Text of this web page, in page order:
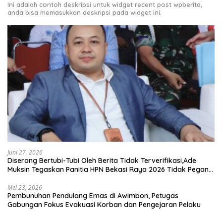
Ini adalah contoh deskripsi untuk widget recent post wpberita,
anda bisa memasukkan deskripsi pada widget ini.
Juni 27, 2026
Diserang Bertubi-Tubi Oleh Berita Tidak Terverifikasi,Ade
Muksin Tegaskan Panitia HPN Bekasi Raya 2026 Tidak Pegang
Mei 23, 2026
Pembunuhan Pendulang Emas di Awimbon, Petugas
Gabungan Fokus Evakuasi Korban dan Pengejaran Pelaku